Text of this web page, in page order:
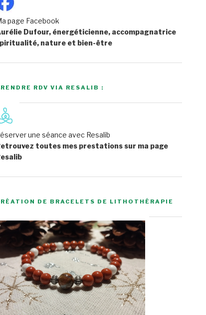
page Facebook
Dufour, énergéticienne, accompagnatrice
nature et bien-être
RDV VIA RESALIB :
une séance avec Resalib
toutes mes prestations sur ma page
DE BRACELETS DE LITHOTHÉRAPIE